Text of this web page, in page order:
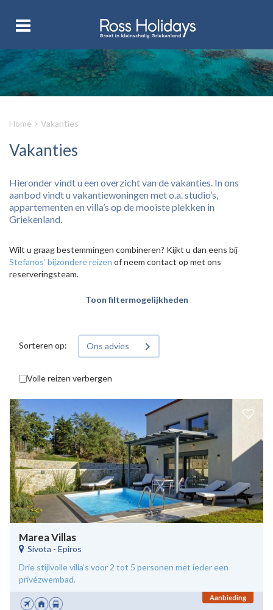
Home > Vakanties
Vakanties
Hieronder vindt u een overzicht van de vakanties. In ons
aanbod vindt u vakantiewoningen met o.a. studio’s,
appartementen en villa’s op de mooiste plekken in
Griekenland.
Wilt u graag bestemmingen combineren? Kijkt u dan eens bij
Stefanos’ bijzondere reizen of neem contact op met ons
reserveringsteam.
Toon filtermogelijkheden
Sorteren op: Ons advies
Volle reizen verbergen
Marea Villas
Sivota - Epiros
Drie stijlvolle villa’s voor 2 tot 5 personen met ieder een
privézwembad.
Aanbieding